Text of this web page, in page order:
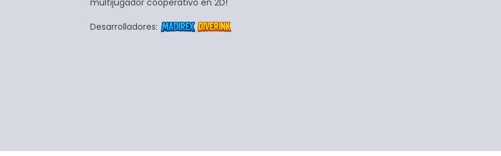
multijugador cooperativo en 2D!
Desarrolladores: